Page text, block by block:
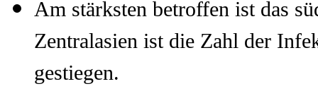
Am stärksten betroffen ist das
Zentralasien ist die Zahl der
gestiegen.